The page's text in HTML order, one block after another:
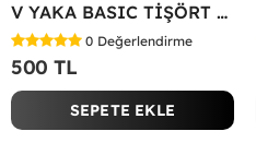
V YAKA BASIC TİŞÖRT Bej
0 Değerlendirme
500 TL
SEPETE EKLE